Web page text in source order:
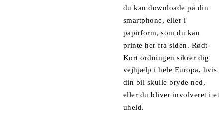
du kan downloade på din
smartphone, eller i
papirform, som du kan
printe her fra siden. Rødt-
Kort ordningen sikrer dig
vejhjælp i hele Europa, hvis
din bil skulle bryde ned,
eller du bliver involveret i et
uheld.